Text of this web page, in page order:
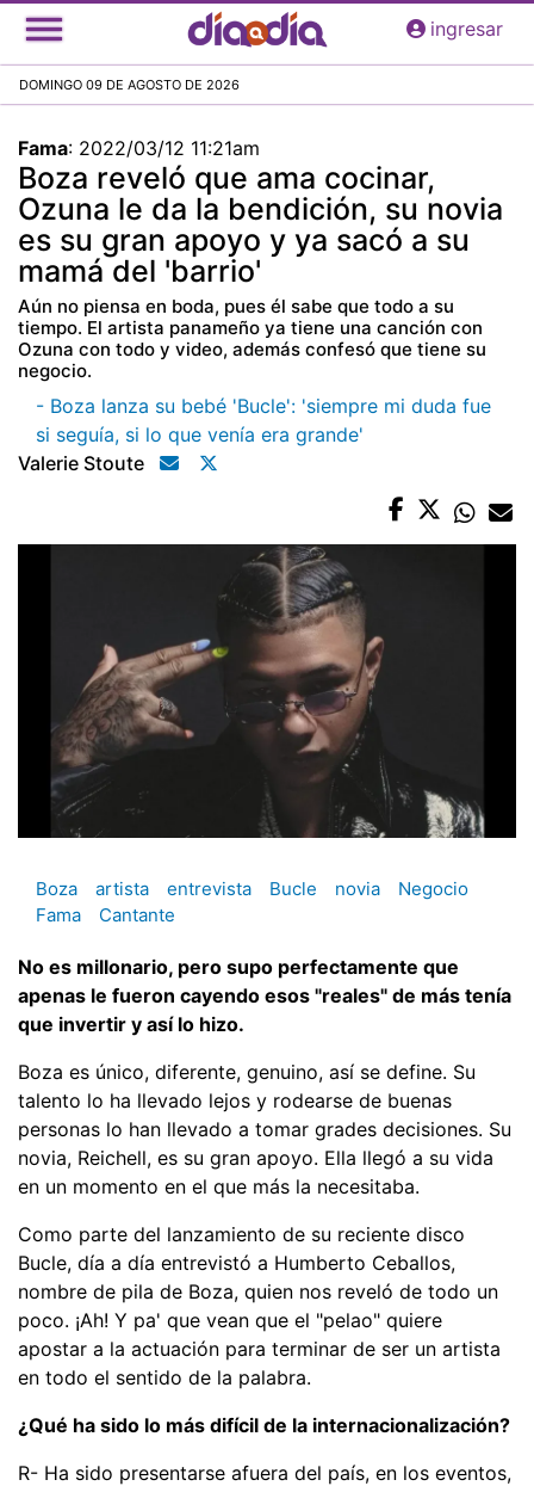
Pasar
al
principal
ingresar
DOMINGO 09 DE AGOSTO DE 2026
Fama: 2022/03/12 11:21am
Boza reveló que ama cocinar,
Ozuna le da la bendición, su novia
es su gran apoyo y ya sacó a su
mamá del 'barrio'
Aún no piensa en boda, pues él sabe que todo a su
tiempo. El artista panameño ya tiene una canción con
Ozuna con todo y video, además confesó que tiene su
negocio.
- Boza lanza su bebé 'Bucle': 'siempre mi duda fue
si seguía, si lo que venía era grande'
Valerie Stoute
Boza artista entrevista Bucle novia
Negocio
Fama
Cantante
No es millonario, pero supo perfectamente que
apenas le fueron cayendo esos "reales" de más tenía
que invertir y así lo hizo.
Boza es único, diferente, genuino, así se define. Su
talento lo ha llevado lejos y rodearse de buenas
personas lo han llevado a tomar grades decisiones. Su
novia, Reichell, es su gran apoyo. Ella llegó a su vida
en un momento en el que más la necesitaba.
Como parte del lanzamiento de su reciente disco
Bucle, día a día entrevistó a Humberto Ceballos,
nombre de pila de Boza, quien nos reveló de todo un
poco. ¡Ah! Y pa' que vean que el "pelao" quiere
apostar a la actuación para terminar de ser un artista
en todo el sentido de la palabra.
¿Qué ha sido lo más difícil de la internacionalización?
R- Ha sido presentarse afuera del país, en los eventos,